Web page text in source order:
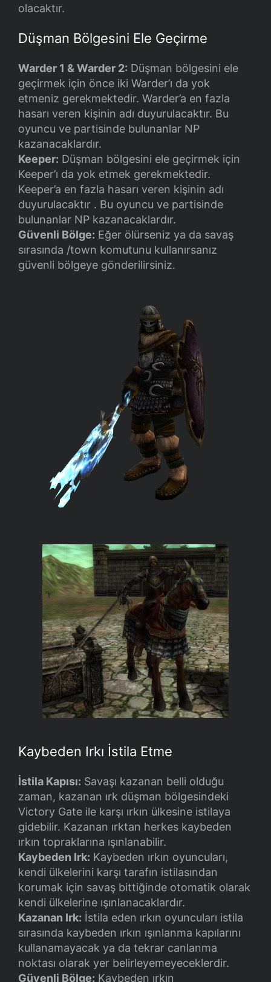
olacaktır.
Düşman Bölgesini Ele Geçirme
Warder 1 & Warder 2: Düşman bölgesini ele
geçirmek için önce iki Warder’ı da yok
etmeniz gerekmektedir. Warder’a en fazla
hasarı veren kişinin adı duyurulacaktır. Bu
oyuncu ve partisinde bulunanlar NP
kazanacaklardır.
Keeper: Düşman bölgesini ele geçirmek için
Keeper’ı da yok etmek gerekmektedir.
Keeper’a en fazla hasarı veren kişinin adı
duyurulacaktır . Bu oyuncu ve partisinde
bulunanlar NP kazanacaklardır.
Güvenli Bölge: Eğer ölürseniz ya da savaş
sırasında /town komutunu kullanırsanız
güvenli bölgeye gönderilirsiniz.
Kaybeden Irkı İstila Etme
İstila Kapısı: Savaşı kazanan belli olduğu
zaman, kazanan ırk düşman bölgesindeki
Victory Gate ile karşı ırkın ülkesine istilaya
gidebilir. Kazanan ırktan herkes kaybeden
ırkın topraklarına ışınlanabilir.
Kaybeden Irk: Kaybeden ırkın oyuncuları,
kendi ülkelerini karşı tarafın istilasından
korumak için savaş bittiğinde otomatik olarak
kendi ülkelerine ışınlanacaklardır.
Kazanan Irk: İstila eden ırkın oyuncuları istila
sırasında kaybeden ırkın ışınlanma kapılarını
kullanamayacak ya da tekrar canlanma
noktası olarak yer belirleyemeyeceklerdir.
Güvenli Bölge: Kaybeden ırkın